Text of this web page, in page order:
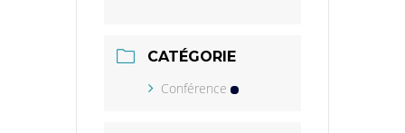
CATÉGORIE
Conférence